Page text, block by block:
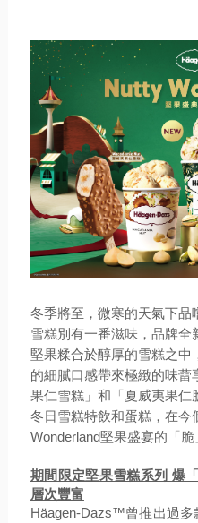
冬季將至，微寒的天氣下
雪糕別有一番滋味，品牌
堅果糅合於醇厚的雪糕之中
的細膩口感帶來極緻的味蕾
果仁雪糕」和「夏威夷果仁
冬日雪糕特飲和蛋糕，在今
Wonderland堅果盛宴的「脆
期間限定堅果雪糕系列
層次豐富
Häagen-Dazs™曾推出過多